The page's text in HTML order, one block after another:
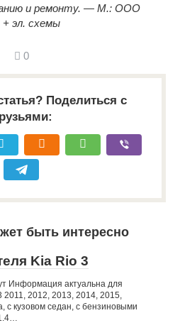
и ремонту. — М.: ООО
эл. схемы
0
Поделиться с
быть интересно
Kia Rio 3
Информация актуальна для
2012, 2013, 2014, 2015,
с кузовом седан, с бензиновыми